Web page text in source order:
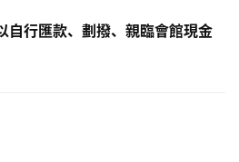
行匯款、劃撥、親臨會館現金